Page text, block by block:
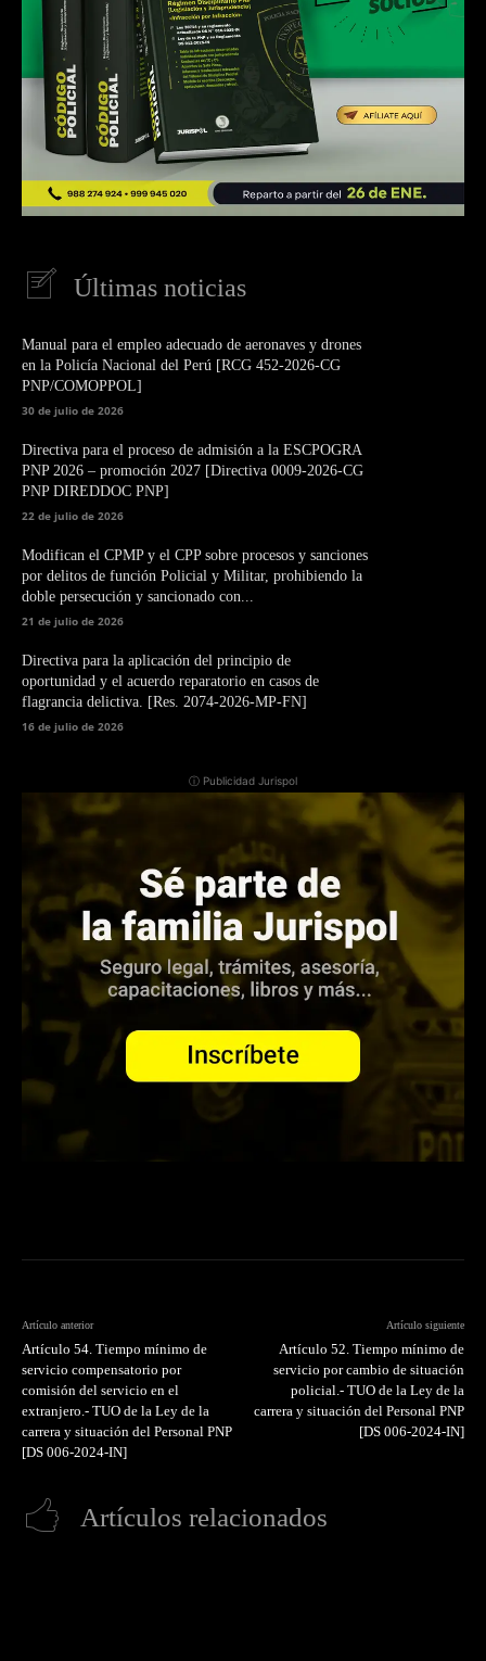
Últimas noticias
Manual para el empleo adecuado de aeronaves y drones
en la Policía Nacional del Perú [RCG 452-2026-CG
PNP/COMOPPOL]
30 de julio de 2026
Directiva para el proceso de admisión a la ESCPOGRA
PNP 2026 – promoción 2027 [Directiva 0009-2026-CG
PNP DIREDDOC PNP]
22 de julio de 2026
Modifican el CPMP y el CPP sobre procesos y sanciones
por delitos de función Policial y Militar, prohibiendo la
doble persecución y sancionado con...
21 de julio de 2026
Directiva para la aplicación del principio de
oportunidad y el acuerdo reparatorio en casos de
flagrancia delictiva. [Res. 2074-2026-MP-FN]
16 de julio de 2026
ⓘ Publicidad Jurispol
Artículo anterior
Artículo 54. Tiempo mínimo de
servicio compensatorio por
comisión del servicio en el
extranjero.- TUO de la Ley de la
carrera y situación del Personal PNP
[DS 006-2024-IN]
Artículo siguiente
Artículo 52. Tiempo mínimo de
servicio por cambio de situación
policial.- TUO de la Ley de la
carrera y situación del Personal PNP
[DS 006-2024-IN]
Artículos relacionados